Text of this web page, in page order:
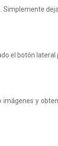
Simplemente
el botón lateral
y